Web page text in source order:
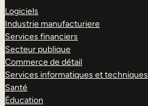
Logiciels
Industrie manufacturiere
Services financiers
Secteur publique
Commerce de détail
Services informatiques et techniques
Santé
Éducation